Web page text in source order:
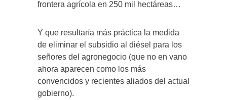
frontera agrícola en 250 mil hectáreas…
Y que resultaría más práctica la medida
de eliminar el subsidio al diésel para los
señores del agronegocio (que no en vano
ahora aparecen como los más
convencidos y recientes aliados del actual
gobierno).